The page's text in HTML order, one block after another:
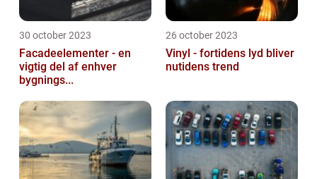
30 october 2023
Facadeelementer - en
vigtig del af enhver
bygnings...
26 october 2023
Vinyl - fortidens lyd bliver
nutidens trend